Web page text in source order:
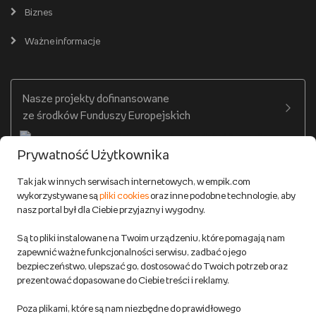
Empik Selfpublishing
Produkty cyfrowe
Biznes
Karty prezentowe
Zakupy hurtowe
Ważne informacje
Cennik dostawy
Zwroty
Reklamacje
Regulamin empik.com
Pozostałe Regulaminy Empiku
Do 100 zł na pierwsze zakupy w aplikacji. Pobierz i
korzystaj z kodów zniżkowych.Dowiedz się więcej
Nasze projekty dofinansowane
ze środków Funduszy Europejskich
Prywatność Użytkownika
Tak jak w innych serwisach internetowych, w empik.com
wykorzystywane sąpliki cookiesoraz inne podobne technologie, aby
nasz portal był dla Ciebie przyjazny i wygodny.
Są to pliki instalowane na Twoim urządzeniu, które pomagają nam
zapewnić ważne funkcjonalności serwisu, zadbać o jego
bezpieczeństwo, ulepszać go, dostosować do Twoich potrzeb oraz
prezentować dopasowane do Ciebie treści i reklamy.
Poza plikami, które są nam niezbędne do prawidłowego